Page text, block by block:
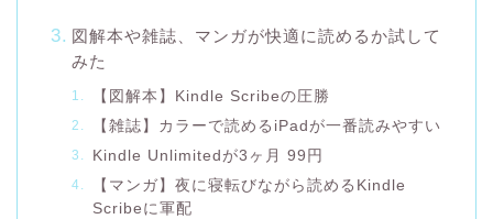
図解本や雑誌、マンガが快適に読めるか試して
みた
【図解本】Kindle Scribeの圧勝
【雑誌】カラーで読めるiPadが一番読みやすい
Kindle Unlimitedが3ヶ月 99円
【マンガ】夜に寝転びながら読めるKindle
Scribeに軍配